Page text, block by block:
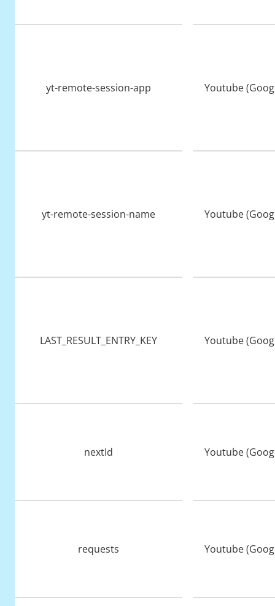
yt-remote-session-app Youtube
yt-remote-session-name Youtube
LAST_RESULT_ENTRY_KEY Youtube
nextId Youtube
requests Youtube